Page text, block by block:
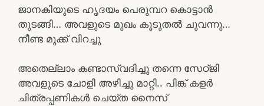
ജാനകിയുടെ ഹൃദയം പെരുമ്പറ കൊട്ടാൻ
തുടങ്ങി… അവളുടെ മുഖം കൂടുതൽ ചുവന്നു…
നീണ്ട മൂക്ക് വിറച്ചു
അതെല്ലാം കണ്ടാസ്വദിച്ചു തന്നെ സേഠ്ജി
അവളുടെ ചോളി അഴിച്ചു മാറ്റി.. പിങ്ക് കളർ
ചിത്രപ്പണികൾ ചെയ്ത നൈസ്